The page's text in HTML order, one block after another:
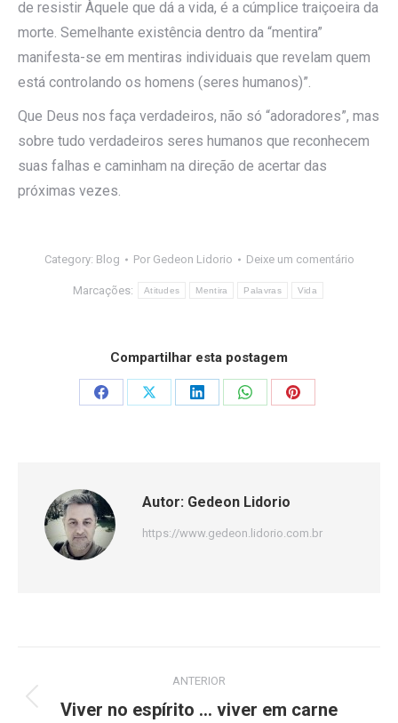
de resistir Àquele que dá a vida, é a cúmplice traiçoeira da
morte. Semelhante existência dentro da “mentira”
manifesta-se em mentiras individuais que revelam quem
está controlando os homens (seres humanos)”.
Que Deus nos faça verdadeiros, não só “adoradores”, mas
sobre tudo verdadeiros seres humanos que reconhecem
suas falhas e caminham na direção de acertar das
próximas vezes.
Category: Blog Por Gedeon Lidorio Deixe um comentário
Marcações: Atitudes Mentira Palavras Vida
Compartilhar esta postagem
Share
Share
Share
Share
Share
Autor: Gedeon Lidorio
https://www.gedeon.lidorio.com.br
de
ANTERIOR
Post
Viver no espírito … viver em carne